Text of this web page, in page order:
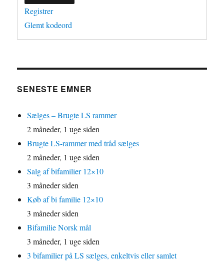
Registrer
Glemt kodeord
SENESTE EMNER
Sælges – Brugte LS rammer
2 måneder, 1 uge siden
Brugte LS-rammer med tråd sælges
2 måneder, 1 uge siden
Salg af bifamilier 12×10
3 måneder siden
Køb af bi familie 12×10
3 måneder siden
Bifamilie Norsk mål
3 måneder, 1 uge siden
3 bifamilier på LS sælges, enkeltvis eller samlet